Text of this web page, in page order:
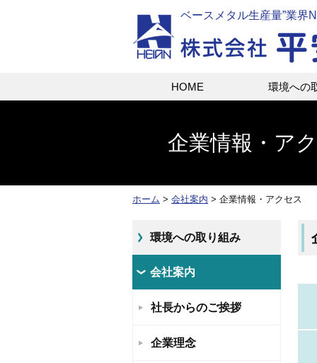
ベースメタル生産量”業界
HOME 環境への
企業情報・ア
ホーム 会社案内 企業情報・アクセス
環境への取り組み
会社案内
社長からのご挨拶
企業理念